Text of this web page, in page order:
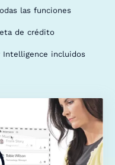
las funciones
de crédito
Intelligence incluidos